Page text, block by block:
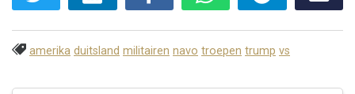
amerika duitsland militairen navo troepen trump vs